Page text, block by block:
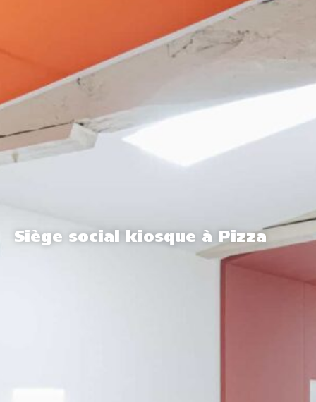
Siège social kiosque à Pizza